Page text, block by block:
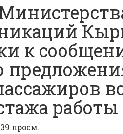
к
работы
просм.